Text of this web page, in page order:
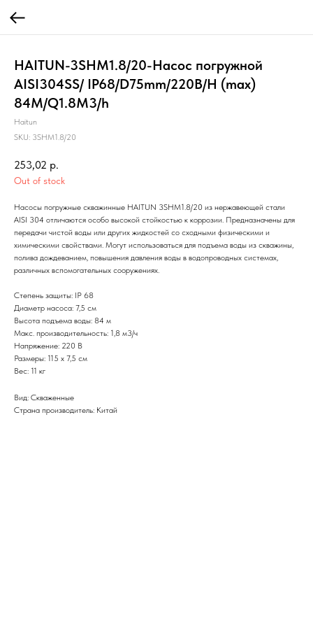
HAITUN-3SHM1.8/20-Насос погружной
AISI304SS/ IP68/D75mm/220В/H (max)
84M/Q1.8M3/h
Haitun
SKU: 3SHM1.8/20
253,02 р.
Out of stock
Насосы погружные скважинные HAITUN 3SHM1.8/20 из нержавеющей стали
AISI 304 отличаются особо высокой стойкостью к коррозии. Предназначены для
передачи чистой воды или других жидкостей со сходными физическими и
химическими свойствами. Могут использоваться для подъема воды из скважины,
полива дождеванием, повышения давления воды в водопроводных системах,
различных вспомогательных сооружениях.
Степень защиты: IP 68
Диаметр насоса: 7,5 см
Высота подъема воды: 84 м
Макс. производительность: 1,8 м3/ч
Напряжение: 220 В
Размеры: 115 х 7,5 см
Вес: 11 кг
Вид: Скваженные
Страна производитель: Китай